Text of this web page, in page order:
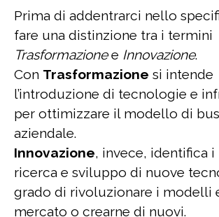
Prima di addentrarci nello
fare una distinzione tra i termini
Trasformazionee Innovazione.
Con Trasformazione si intende
l’introduzione di tecnologie e
per ottimizzare il modello di
aziendale.
Innovazione, invece, identifica i
ricerca e sviluppo di nuove
grado di rivoluzionare i modelli
mercato o crearne di nuovi.